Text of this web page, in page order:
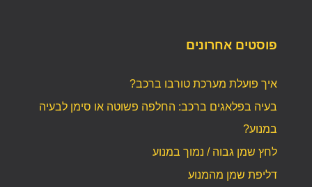
פוסטים אחרונים
איך פועלת מערכת טורבו ברכב?
בעיה בפלאגים ברכב: החלפה פשוטה או סימן לבעיה
במנוע?
לחץ שמן גבוה / נמוך במנוע
דליפת שמן מהמנוע